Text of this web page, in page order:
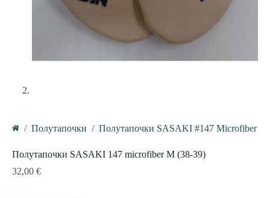
/ Полутапочки / Полутапочки SASAKI #147 Microfiber
Полутапочки SASAKI 147 microfiber M (38-39)
32,00 €